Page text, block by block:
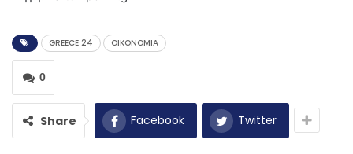
GREECE 24 OIKONOMIA
0
Share Facebook Twitter